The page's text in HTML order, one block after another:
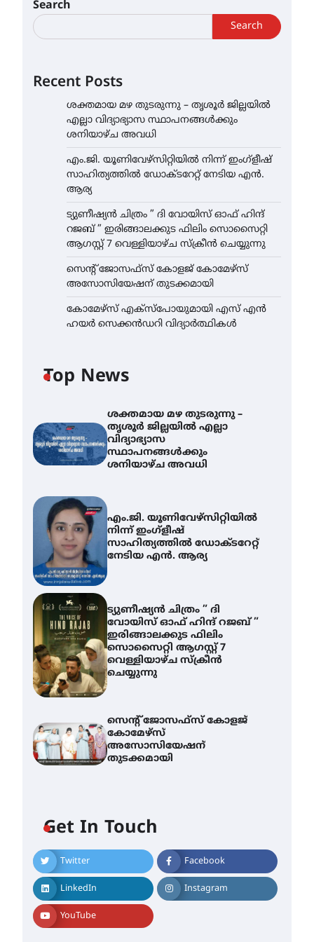
Search
Search
Recent Posts
ശക്തമായ മഴ തുടരുന്നു – തൃശൂർ ജില്ലയിൽ
എല്ലാ വിദ്യാഭ്യാസ സ്ഥാപനങ്ങൾക്കും
ശനിയാഴ്ച അവധി
എം.ജി. യൂണിവേഴ്‌സിറ്റിയിൽ നിന്ന് ഇംഗ്ളീഷ്
സാഹിത്യത്തിൽ ഡോക്ടറേറ്റ് നേടിയ എൻ.
ആര്യ
ട്യുണീഷ്യൻ ചിത്രം ” ദി വോയിസ് ഓഫ് ഹിന്ദ്
റജബ് ” ഇരിങ്ങാലക്കുട ഫിലിം സൊസൈറ്റി
ആഗസ്റ്റ് 7 വെള്ളിയാഴ്ച സ്‌ക്രീൻ ചെയ്യുന്നു
സെന്റ് ജോസഫ്സ് കോളജ് കോമേഴ്‌സ്
അസോസിയേഷന് തുടക്കമായി
കോമേഴ്സ് എക്സ്പോയുമായി എസ് എൻ
ഹയർ സെക്കൻഡറി വിദ്യാർത്ഥികൾ
Top News
ശക്തമായ മഴ തുടരുന്നു –
തൃശൂർ ജില്ലയിൽ എല്ലാ
വിദ്യാഭ്യാസ
സ്ഥാപനങ്ങൾക്കും
ശനിയാഴ്ച അവധി
എം.ജി. യൂണിവേഴ്‌സിറ്റിയിൽ
നിന്ന് ഇംഗ്ളീഷ്
സാഹിത്യത്തിൽ ഡോക്ടറേറ്റ്
നേടിയ എൻ. ആര്യ
ട്യുണീഷ്യൻ ചിത്രം ” ദി
വോയിസ് ഓഫ് ഹിന്ദ് റജബ് ”
ഇരിങ്ങാലക്കുട ഫിലിം
സൊസൈറ്റി ആഗസ്റ്റ് 7
വെള്ളിയാഴ്ച സ്‌ക്രീൻ
ചെയ്യുന്നു
സെന്റ് ജോസഫ്സ് കോളജ്
കോമേഴ്‌സ്
അസോസിയേഷന്
തുടക്കമായി
Get In Touch
Twitter Facebook
LinkedIn Instagram
YouTube
എം.ജി. യൂണിവേഴ്‌സിറ്റിയിൽ
നിന്ന് ഇംഗ്ളീഷ്
സാഹിത്യത്തിൽ ഡോക്ടറേറ്റ്
നേടിയ എൻ. ആര്യ